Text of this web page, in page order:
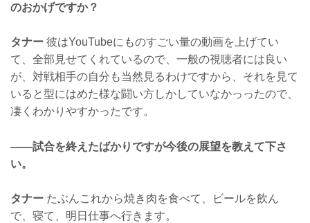
のおかげですか？
タナー 彼はYouTubeにものすごい量の動画を上げてい
て、全部見せてくれているので、一般の視聴者には良い
が、対戦相手の自分も当然見るわけですから、それを見て
いると型にはめた様な闘い方しかしていなかっったので、
凄くわかりやすかったです。
——試合を終えたばかりですが今後の展望を教えて下さ
い。
タナー たぶんこれから焼き肉を食べて、ビールを飲ん
で、寝て、明日仕事へ行きます。